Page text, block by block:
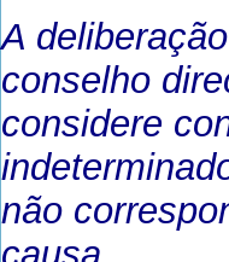
A
conselho
considere
não